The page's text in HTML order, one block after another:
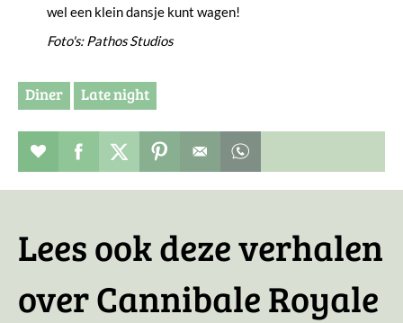
wel een klein dansje kunt wagen!
Foto's: Pathos Studios
Diner Late night
Restaurant toevoegen aan favorieten
Deel dit op facebook
Deel dit op twitter
Deel dit op pinterest
Lees ook deze verhalen
over Cannibale Royale